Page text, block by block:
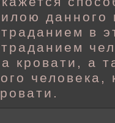
данного
в
кровати, а
человека,